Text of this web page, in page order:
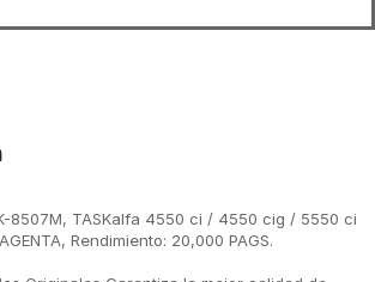
8507M, TASKalfa 4550 ci / 4550 cig / 5550 ci
Rendimiento: 20,000 PAGS.